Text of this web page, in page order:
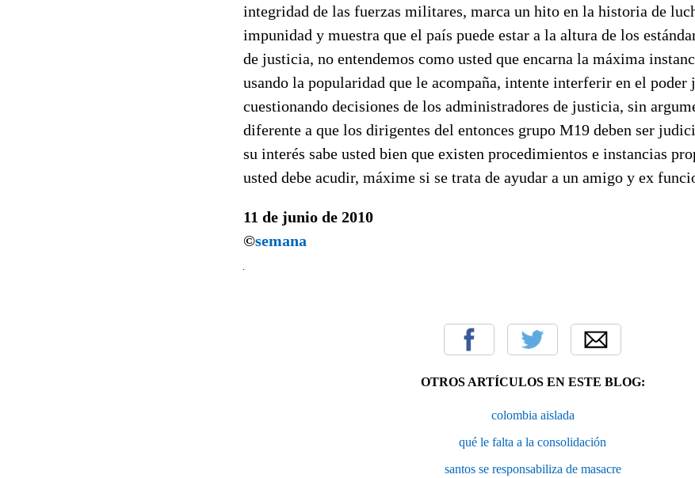
integridad de las fuerzas militares, marca un hito en la historia de
impunidad y muestra que el país puede estar a la altura de los
de justicia, no entendemos como usted que encarna la máxima
usando la popularidad que le acompaña, intente interferir en el poder
cuestionando decisiones de los administradores de justicia, sin
diferente a que los dirigentes del entonces grupo M19 deben ser
su interés sabe usted bien que existen procedimientos e instancias
usted debe acudir, máxime si se trata de ayudar a un amigo y ex
11 de junio de 2010
©semana
OTROS ARTÍCULOS EN ESTE BLOG:
colombia aislada
qué le falta a la consolidación
santos se responsabiliza de masacre